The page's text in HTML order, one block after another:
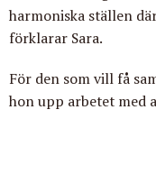
harmoniska ställen
förklarar Sara.
För den som vill få
hon upp arbetet med